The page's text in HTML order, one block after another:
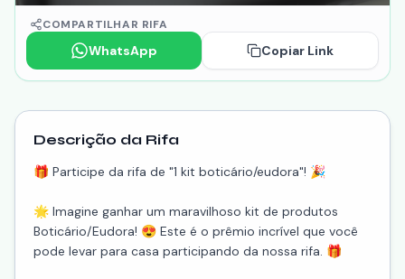
COMPARTILHAR RIFA
WhatsApp Copiar Link
Descrição da Rifa
🎁 Participe da rifa de "1 kit boticário/eudora"! 🎉
🌟 Imagine ganhar um maravilhoso kit de produtos
Boticário/Eudora! 😍 Este é o prêmio incrível que você
pode levar para casa participando da nossa rifa. 🎁